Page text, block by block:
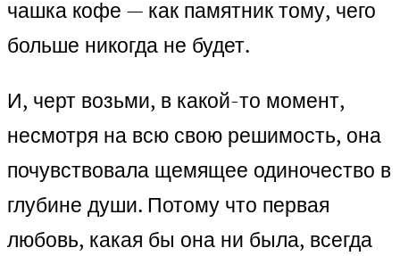
чашка кофе — как памятник тому, чего
больше никогда не будет.
И, черт возьми, в какой-то момент,
несмотря на всю свою решимость, она
почувствовала щемящее одиночество в
глубине души. Потому что первая
любовь, какая бы она ни была, всегда